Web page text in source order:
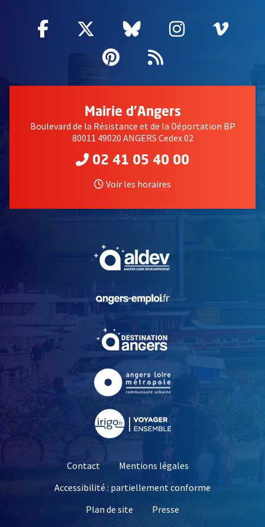
Facebook
, Ouvre une nouvelle fenêtre
Twitter
, Ouvre une nouvelle
Bluesky
, Ouvre une
Instagram
, Ouvre
,
Pinterest
, Ouvre une
Flux RSS
Mairie d'Angers
Boulevard de la Résistance et de la Déportation BP
80011 49020 ANGERS Cedex 02
02 41 05 40 00
Voir les horaires
, Ouvre une nouvelle
, Ouvre une nouvelle
Contact
Mentions légales
Accessibilité : partiellement conforme
Plan de site
Presse